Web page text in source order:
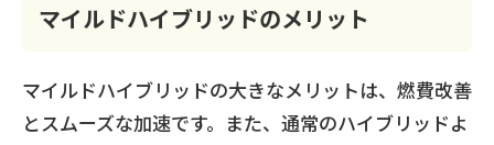
マイルドハイブリッドのメリット
マイルドハイブリッドの大きなメリットは、燃費改善
とスムーズな加速です。また、通常のハイブリッドよ